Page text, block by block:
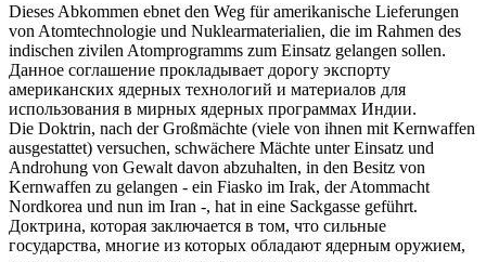
Dieses Abkommen ebnet den Weg für amerikanische Lieferungen
von Atomtechnologie und Nuklearmaterialien, die im Rahmen des
indischen zivilen Atomprogramms zum Einsatz gelangen sollen.
Данное соглашение прокладывает дорогу экспорту
американских ядерных технологий и материалов для
использования в мирных ядерных программах Индии.
Die Doktrin, nach der Großmächte (viele von ihnen mit Kernwaffen
ausgestattet) versuchen, schwächere Mächte unterEinsatz und
Androhung von Gewalt davon abzuhalten, in den Besitz von
Kernwaffen zu gelangen - ein Fiasko im Irak, der Atommacht
Nordkorea und nun im Iran -, hat in eine Sackgasse geführt.
Доктрина, которая заключается в том, что сильные
государства, многие из которых обладают ядерным оружием,